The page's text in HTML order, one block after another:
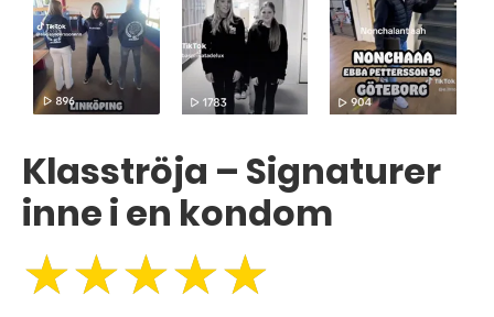
Klasströja – Signaturer
inne i en kondom
★★★★★
★★★★★